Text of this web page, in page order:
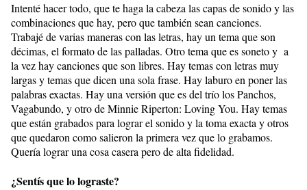
Intenté hacer todo, que te haga la cabeza las capas de sonido y las
combinaciones que hay, pero que también sean canciones.
Trabajé de varias maneras con las letras, hay un tema que son
décimas, el formato de las palladas. Otro tema que es soneto y a
la vez hay canciones que son libres. Hay temas con letras muy
largas y temas que dicen una sola frase. Hay laburo en poner las
palabras exactas. Hay una versión que es del trío los Panchos,
Vagabundo, y otro de Minnie Riperton: Loving You. Hay temas
que están grabados para lograr el sonido y la toma exacta y otros
que quedaron como salieron la primera vez que lo grabamos.
Quería lograr una cosa casera pero de alta fidelidad.
¿Sentís que lo lograste?